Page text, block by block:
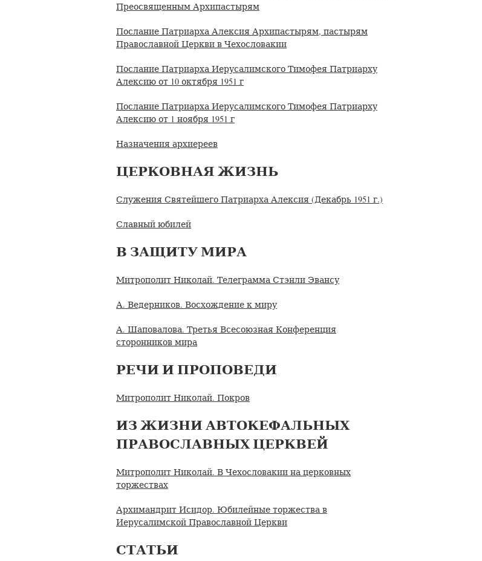
Преосвященным Архипастырям
Послание Патриарха Алексия Архипастырям, пастырям
Православной Церкви в Чехословакии
Послание Патриарха Иерусалимского Тимофея Патриарху
Алексию от 10 октября 1951 г
Послание Патриарха Иерусалимского Тимофея Патриарху
Алексию от 1 ноября 1951 г
Назначения архиереев
ЦЕРКОВНАЯ ЖИЗНЬ
Служения Святейшего Патриарха Алексия (Декабрь 1951 г.)
Славный юбилей
В ЗАЩИТУ МИРА
Митрополит Николай. Телеграмма Стэнли Эвансу
А. Ведерников. Восхождение к миру
А. Шаповалова. Третья Всесоюзная Конференция
сторонников мира
РЕЧИ И ПРОПОВЕДИ
Митрополит Николай. Покров
ИЗ ЖИЗНИ АВТОКЕФАЛЬНЫХ
ПРАВОСЛАВНЫХ ЦЕРКВЕЙ
Митрополит Николай. В Чехословакии на церковных
торжествах
Архимандрит Исидор. Юбилейные торжества в
Иерусалимской Православной Церкви
СТАТЬИ